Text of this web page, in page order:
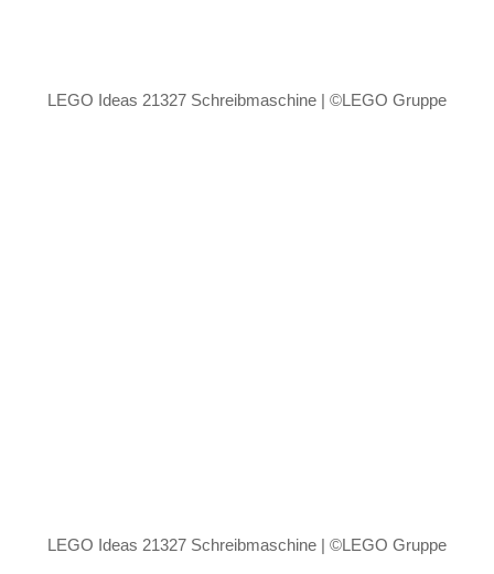
LEGO Ideas 21327 Schreibmaschine | ©LEGO Gruppe
LEGO Ideas 21327 Schreibmaschine | ©LEGO Gruppe